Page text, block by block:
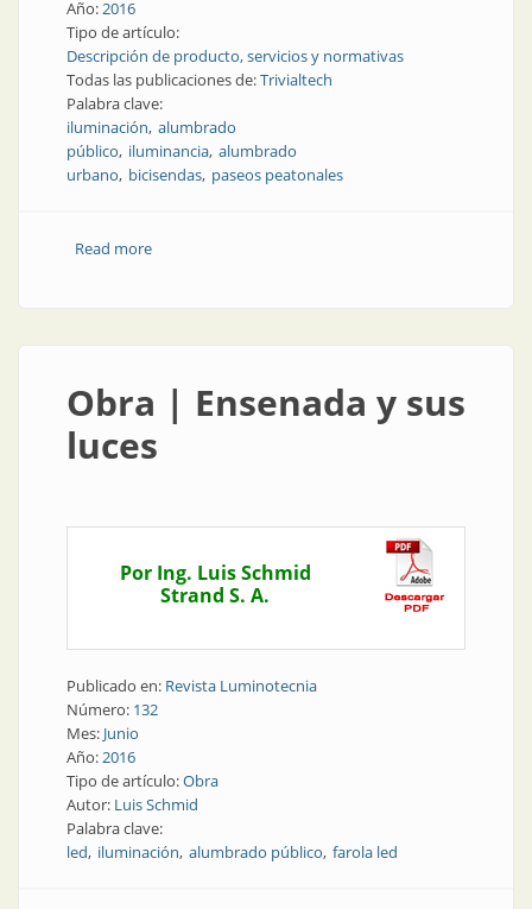
Año:2016
Tipo de artículo:
Descripción de producto, servicios y normativas
Todas las publicaciones de:Trivialtech
Palabra clave:
iluminación alumbrado
público iluminancia alumbrado
urbano bicisendas paseos peatonales
Read moreabout Producto | Iluminación de bicisendas y paseos
Obra | Ensenada y sus
luces
Por Ing. Luis Schmid
Strand S. A.
Publicado en: Revista Luminotecnia
Número: 132
Mes: Junio
Año:2016
Tipo de artículo:Obra
Autor: Luis Schmid
Palabra clave:
led iluminación alumbrado público farola led